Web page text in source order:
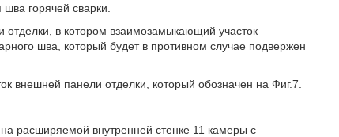
горячей сварки.
отделки, в котором взаимозамыкающий участок
шва, который будет в противном случае подвержен
внешней панели отделки, который обозначен на Фиг.7.
расширяемой внутренней стенке 11 камеры с